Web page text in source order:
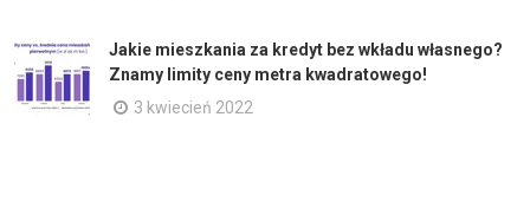
Jakie mieszkania za kredyt bez wkładu własnego?
Znamy limity ceny metra kwadratowego!
3 kwiecień 2022